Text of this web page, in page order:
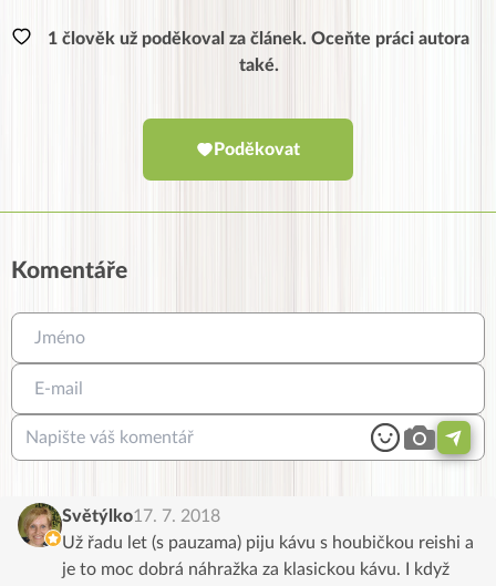
1 člověk už poděkoval za článek. Oceňte práci autora
také.
Poděkovat
Komentáře
Světýlko17. 7. 2018
Už řadu let (s pauzama) piju kávu s houbičkou reishi a
je to moc dobrá náhražka za klasickou kávu. I když